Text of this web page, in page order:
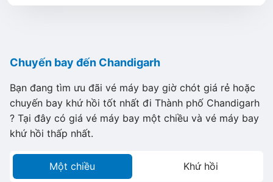
Chuyến bay đến Chandigarh
Bạn đang tìm ưu đãi vé máy bay giờ chót giá rẻ hoặc
chuyến bay khứ hồi tốt nhất đi Thành phố Chandigarh
? Tại đây có giá vé máy bay một chiều và vé máy bay
khứ hồi thấp nhất.
Một chiều Khứ hồi